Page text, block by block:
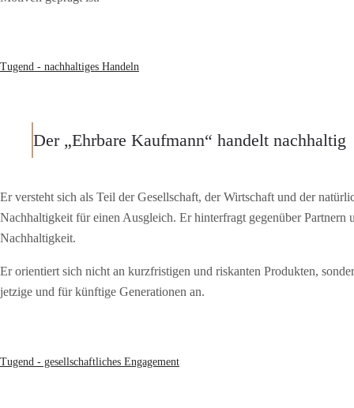
Tugend - nachhaltiges Handeln
Der „Ehrbare Kaufmann“ handelt nachhaltig
Er versteht sich als Teil der Gesellschaft, der Wirtschaft und der
Nachhaltigkeit für einen Ausgleich. Er hinterfragt gegenüber
Nachhaltigkeit.
Er orientiert sich nicht an kurzfristigen und riskanten Produkten,
jetzige und für künftige Generationen an.
Tugend - gesellschaftliches Engagement